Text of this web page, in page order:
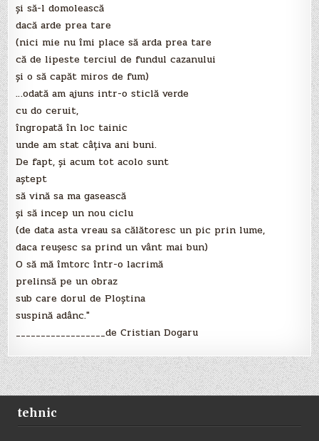
şi să-l domolească
dacă arde prea tare
(nici mie nu îmi place să arda prea tare
că de lipeste terciul de fundul cazanului
şi o să capăt miros de fum)
…odată am ajuns intr-o sticlă verde
cu do ceruit,
îngropată în loc tainic
unde am stat câţiva ani buni.
De fapt, şi acum tot acolo sunt
aştept
să vină sa ma gasească
şi să incep un nou ciclu
(de data asta vreau sa călătoresc un pic prin lume,
daca reuşesc sa prind un vânt mai bun)
O să mă îmtorc într-o lacrimă
prelinsă pe un obraz
sub care dorul de Ploştina
suspină adânc."
__________________de Cristian Dogaru
tehnic